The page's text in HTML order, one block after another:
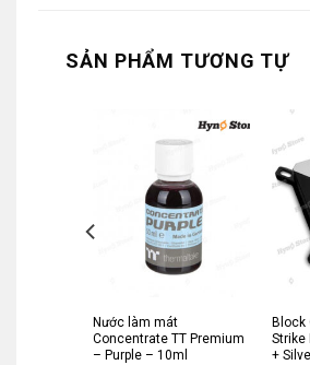
SẢN PHẨM TƯƠNG TỰ
Nước làm mát
Concentrate TT Premium
– Purple – 10ml
Block
Strike
+